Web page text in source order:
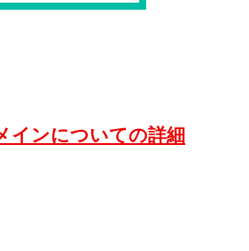
インについての詳細